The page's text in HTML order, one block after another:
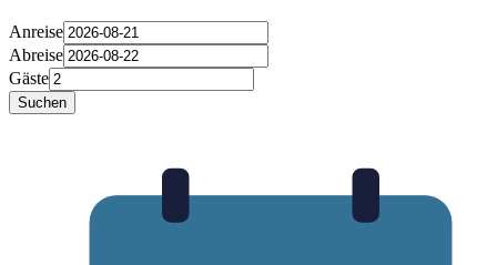
Anreise
Abreise
Gäste
Suchen